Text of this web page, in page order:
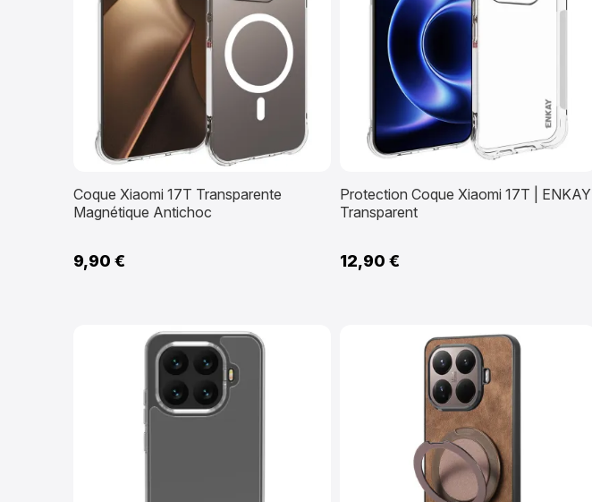
Coque Xiaomi 17T Transparente
Magnétique Antichoc
9,90 €
Protection Coque Xiaomi 17T | ENKAY
Transparent
12,90 €